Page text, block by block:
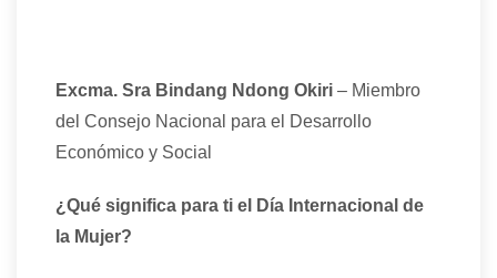
Excma. Sra Bindang Ndong Okiri – Miembro
del Consejo Nacional para el Desarrollo
Económico y Social
¿Qué significa para ti el Día Internacional de
la Mujer?